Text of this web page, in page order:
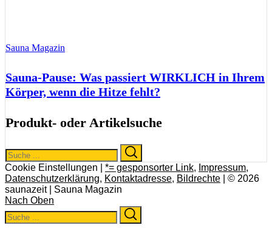
Sauna Magazin
Sauna-Pause: Was passiert WIRKLICH in Ihrem
Körper, wenn die Hitze fehlt?
Produkt- oder Artikelsuche
Search
for:
Cookie Einstellungen | *= gesponsorter Link, Impressum,
Datenschutzerklärung, Kontaktadresse, Bildrechte | © 2026
saunazeit | Sauna Magazin
Nach Oben
Search
for: